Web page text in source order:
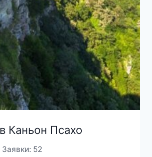
Каньон Псахо
52